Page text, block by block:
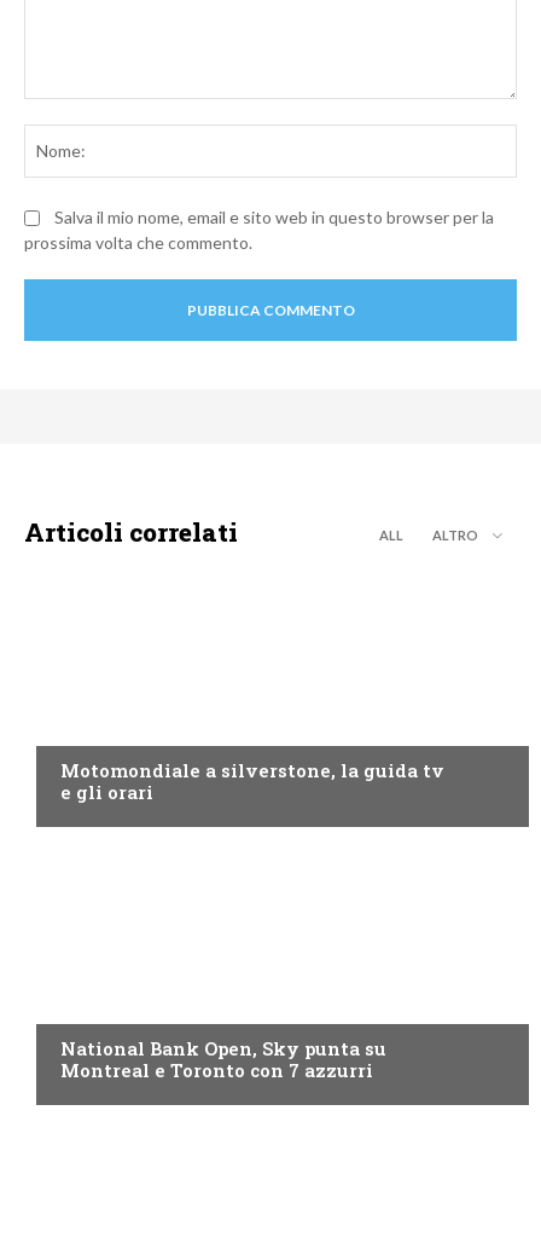
Salva il mio nome, email e sito web in questo browser per la
prossima volta che commento.
Articoli correlati ALL ALTRO
Motomondiale a silverstone, la guida tv
e gli orari
National Bank Open, Sky punta su
Montreal e Toronto con 7 azzurri